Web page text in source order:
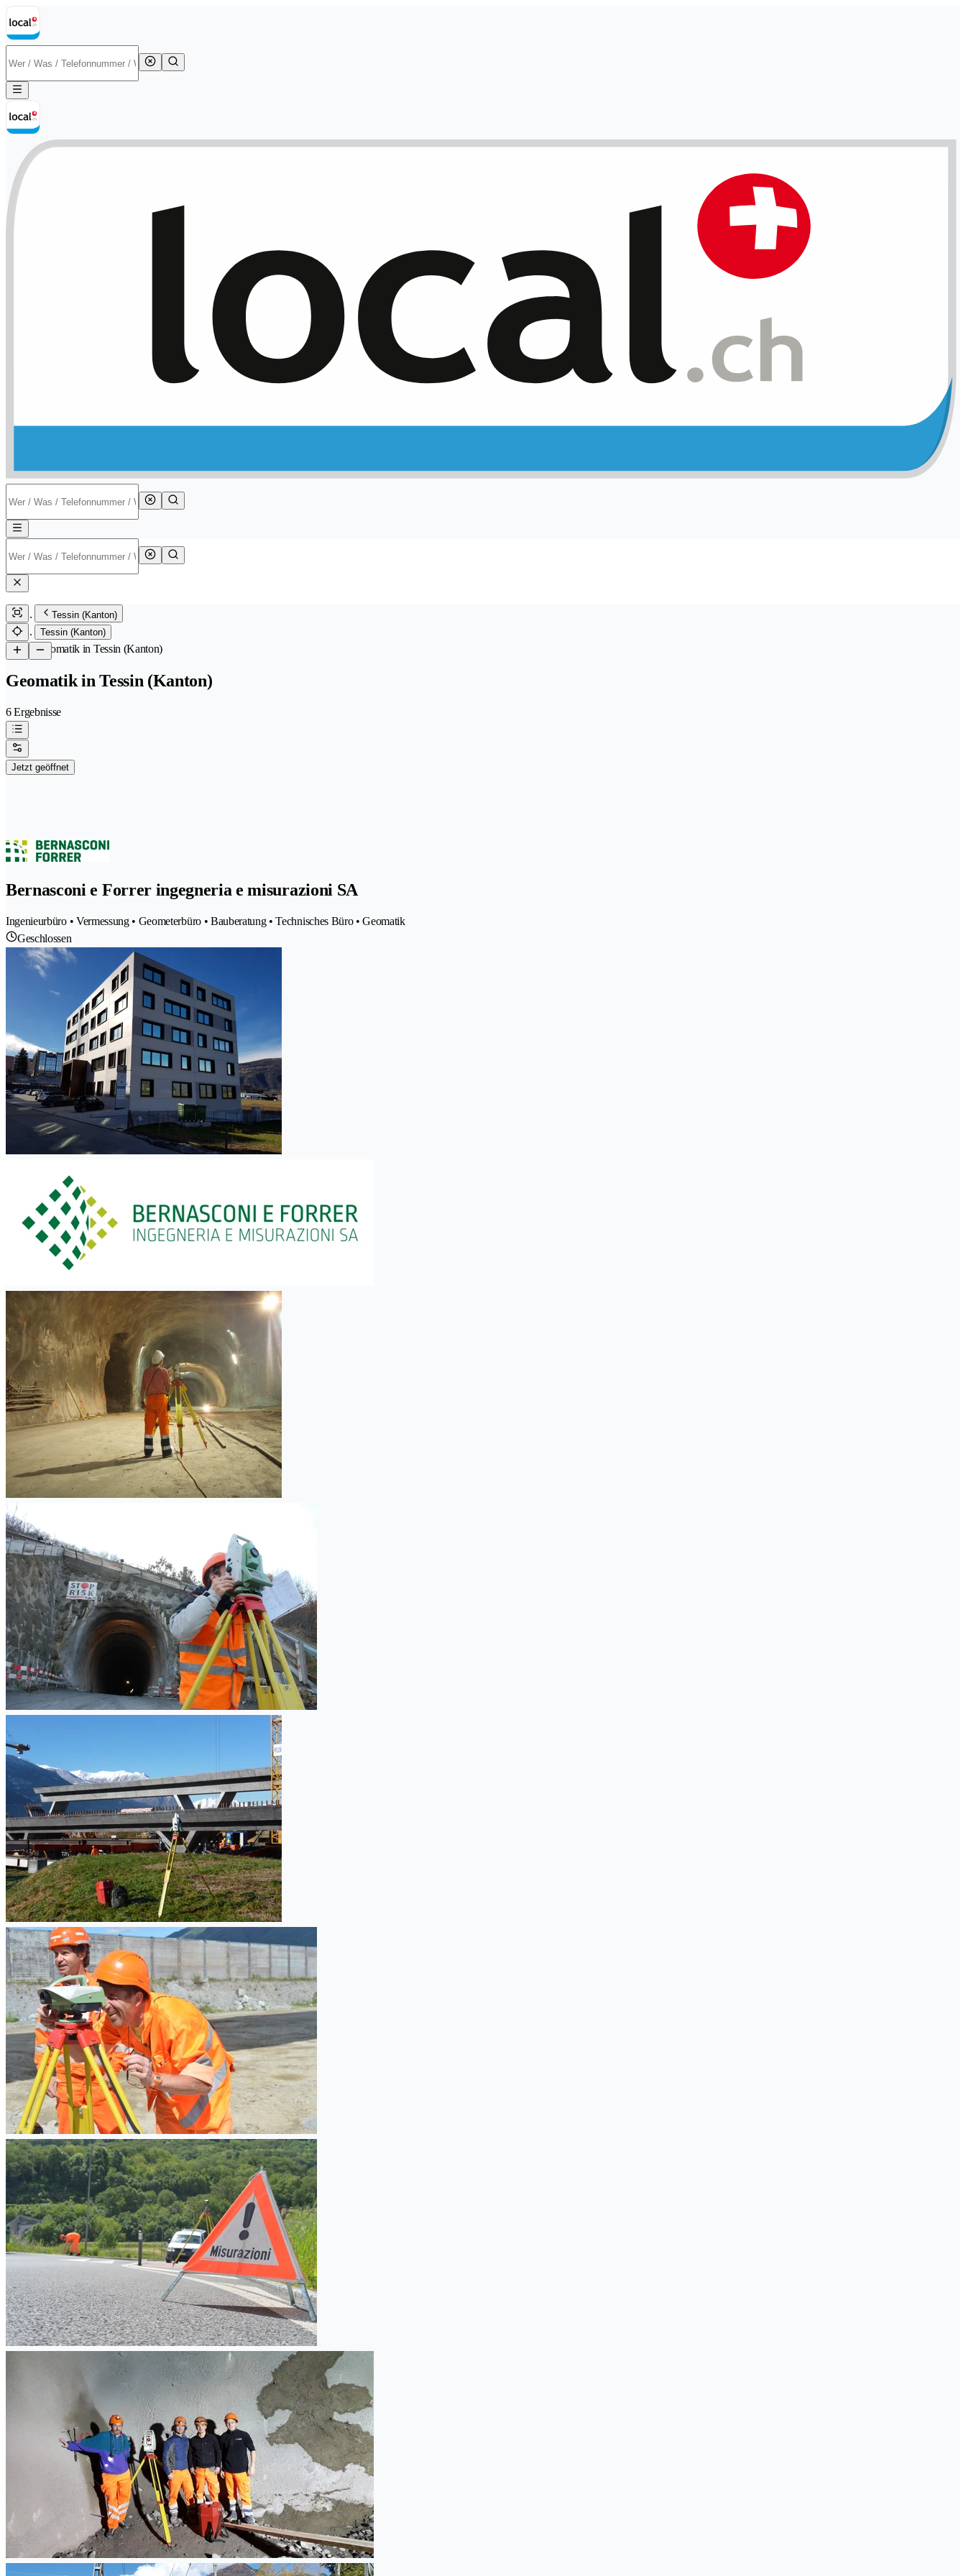
Tessin (Kanton)
Tessin (Kanton)
/Geomatik in Tessin (Kanton)
Geomatik in Tessin (Kanton)
6 Ergebnisse
Jetzt geöffnet
Bernasconi e Forrer ingegneria e misurazioni SA
Ingenieurbüro • Vermessung • Geometerbüro • Bauberatung • Technisches Büro • Geomatik
Geschlossen